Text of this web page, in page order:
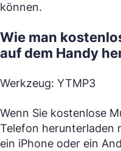
können.
Wie man
auf dem Handy
Werkzeug: YTMP3
Wenn Sie kostenlose
Telefon herunterladen
ein iPhone oder ein